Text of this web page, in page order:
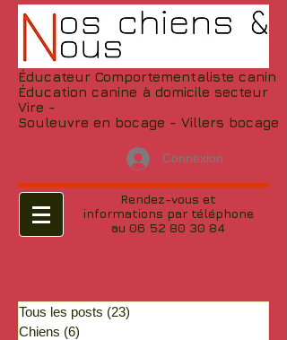
Éducateur Comportementaliste canin
Éducation canine à domicile secteur
Vire -
Souleuvre en bocage - Villers bocage
Connexion
Rendez-vous et
informations par téléphone
au 06 52 80 30 84
Tous les posts (23)
Chiens (6)